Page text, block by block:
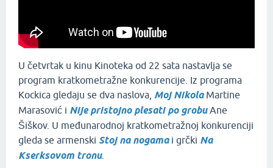
U četvrtak u kinu Kinoteka od 22 sata nastavlja se
program kratkometražne konkurencije. Iz programa
Kockica gledaju se dva naslova, Moj NikolaMartine
Marasović i Nije pristojno plesati po grobuAne
Šiškov. U međunarodnoj kratkometražnoj konkurenciji
gleda se armenski Stoj na nogamai grčki Na
Kserksovom tronu.